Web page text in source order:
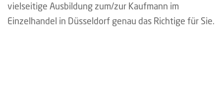
vielseitige Ausbildung zum/zur Kaufmann im
Einzelhandel in Düsseldorf genau das Richtige für Sie.